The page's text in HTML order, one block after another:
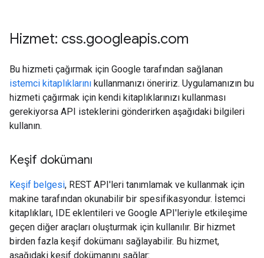
Hizmet: css.googleapis.com
Bu hizmeti çağırmak için Google tarafından sağlanan
istemci kitaplıklarını kullanmanızı öneririz. Uygulamanızın bu
hizmeti çağırmak için kendi kitaplıklarınızı kullanması
gerekiyorsa API isteklerini gönderirken aşağıdaki bilgileri
kullanın.
Keşif dokümanı
Keşif belgesi, REST API'leri tanımlamak ve kullanmak için
makine tarafından okunabilir bir spesifikasyondur. İstemci
kitaplıkları, IDE eklentileri ve Google API'leriyle etkileşime
geçen diğer araçları oluşturmak için kullanılır. Bir hizmet
birden fazla keşif dokümanı sağlayabilir. Bu hizmet,
aşağıdaki keşif dokümanını sağlar: